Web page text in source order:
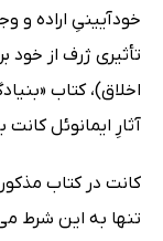
خودآیینیِ اراده و
تأثیری ژرف از
اخلاق)، کتاب
آثارِ ایمانوئل
کانت در کتاب
تنها به این شرط